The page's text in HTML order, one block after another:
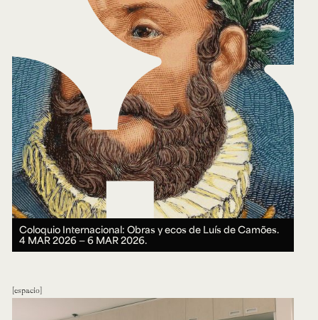
Coloquio Internacional: Obras y ecos de Luís de Camões.
4 MAR 2026 ― 6 MAR 2026.
espacio